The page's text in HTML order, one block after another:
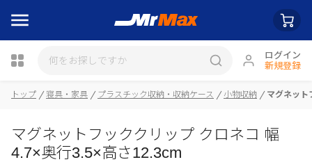
ログイン
新規登録
瓶詰
トップ 寝具・家具 プラスチック収納・収納ケース 小物収納 マグネット
マグネットフッククリップ クロネコ 幅
4.7×奥行3.5×高さ12.3cm